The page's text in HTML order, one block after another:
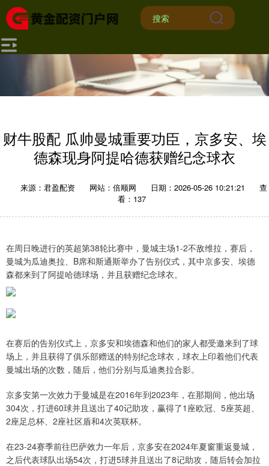
财牛股配 瓜帅曼城重要功臣，京多安、埃
德森现身阿提哈德获赠纪念球衣
来源：君盈配资 网站：倍顺网 日期：2026-05-26 10:21:21
查
看：137
在周日晚进行的英超第38轮比赛中，曼城主场1-2不敌维拉，赛后，
曼城为瓜迪奥拉、B席和斯通斯举办了告别仪式，其中京多安、埃德
森都来到了阿提哈德球场，并且获赠纪念球衣。
在赛后的告别仪式上，京多安和埃德森和他们的家人都受邀来到了球
场上，并且获得了俱乐部赠送的特别纪念球衣，球衣上印着他们代表
曼城出场的次数，随后，他们分别与瓜迪奥拉合影。
京多安第一次效力于曼城是在2016年到2023年，在那期间，他出场
304次，打进60球并且送出了40记助攻，赢得了1座欧冠、5座英超、
2座足总杯、2座社区盾和4次英联杯。
在23-24赛季前往巴萨效力一年后，京多安在2024年夏窗重返曼城，
之后代表球队出场54次，打进5球并且送出了8记助攻，随后转会加拉